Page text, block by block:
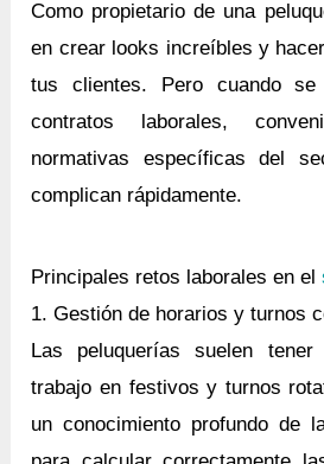
Como propietario de una
en crear looks increíbles y
tus clientes. Pero cuando
contratos laborales,
normativas específicas del
complican rápidamente.
Principales retos laborales en el
1. Gestión de horarios y turnos
Las peluquerías suelen tener
trabajo en festivos y turnos
un conocimiento profundo de